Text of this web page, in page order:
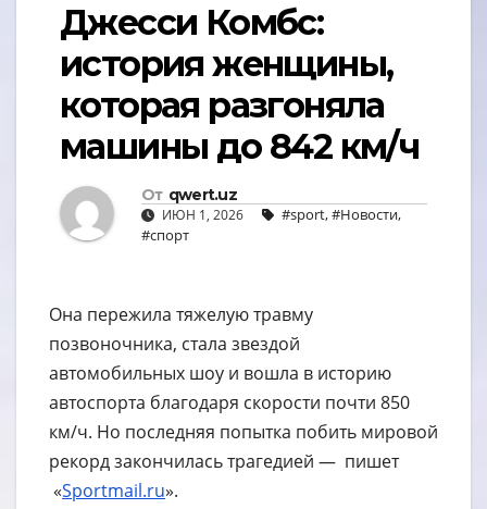
Джесси Комбс:
история женщины,
которая разгоняла
машины до 842 км/ч
От qwert.uz
ИЮН 1, 2026 #sport,#Новости,
#спорт
Она пережила тяжелую травму
позвоночника, стала звездой
автомобильных шоу и вошла в историю
автоспорта благодаря скорости почти 850
км/ч. Но последняя попытка побить мировой
рекорд закончилась трагедией — пишет
«Sportmail.ru».